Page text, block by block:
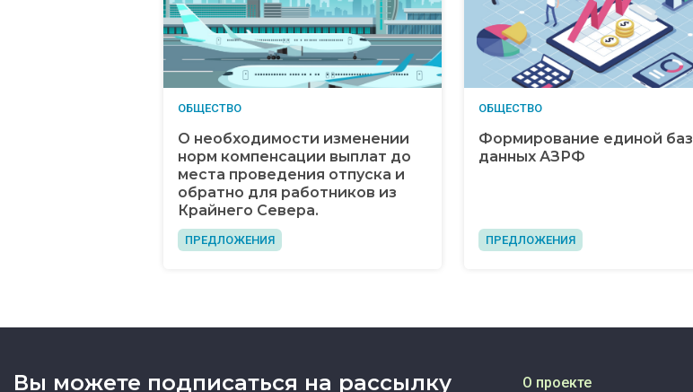
ОБЩЕСТВО
О необходимости изменении
норм компенсации выплат до
места проведения отпуска и
обратно для работников из
Крайнего Севера.
ПРЕДЛОЖЕНИЯ
ОБЩЕСТВО
Формирование единой
данных АЗРФ
ПРЕДЛОЖЕНИЯ
Вы можете подписаться на рассылку О проекте